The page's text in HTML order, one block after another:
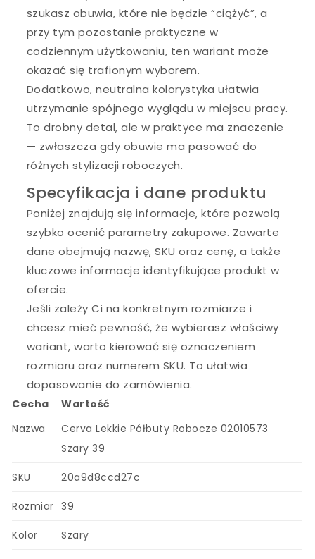
szukasz obuwia, które nie będzie “ciążyć”, a
przy tym pozostanie praktyczne w
codziennym użytkowaniu, ten wariant może
okazać się trafionym wyborem.
Dodatkowo, neutralna kolorystyka ułatwia
utrzymanie spójnego wyglądu w miejscu pracy.
To drobny detal, ale w praktyce ma znaczenie
— zwłaszcza gdy obuwie ma pasować do
różnych stylizacji roboczych.
Specyfikacja i dane produktu
Poniżej znajdują się informacje, które pozwolą
szybko ocenić parametry zakupowe. Zawarte
dane obejmują nazwę, SKU oraz cenę, a także
kluczowe informacje identyfikujące produkt w
ofercie.
Jeśli zależy Ci na konkretnym rozmiarze i
chcesz mieć pewność, że wybierasz właściwy
wariant, warto kierować się oznaczeniem
rozmiaru oraz numerem SKU. To ułatwia
dopasowanie do zamówienia.
Cecha
Wartość
Nazwa
Cerva Lekkie Półbuty Robocze 02010573
Szary 39
SKU 20a9d8ccd27c
Rozmiar 39
Kolor Szary